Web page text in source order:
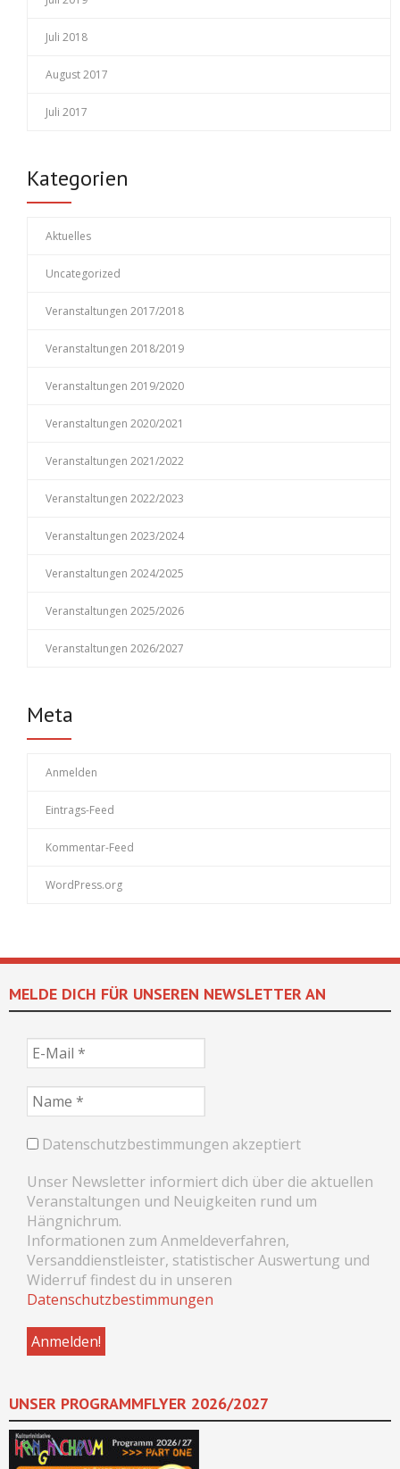
Juli 2018
August 2017
Juli 2017
Kategorien
Aktuelles
Uncategorized
Veranstaltungen 2017/2018
Veranstaltungen 2018/2019
Veranstaltungen 2019/2020
Veranstaltungen 2020/2021
Veranstaltungen 2021/2022
Veranstaltungen 2022/2023
Veranstaltungen 2023/2024
Veranstaltungen 2024/2025
Veranstaltungen 2025/2026
Veranstaltungen 2026/2027
Meta
Anmelden
Eintrags-Feed
Kommentar-Feed
WordPress.org
MELDE DICH FÜR UNSEREN NEWSLETTER AN
Datenschutzbestimmungen akzeptiert
Unser Newsletter informiert dich über die aktuellen
Veranstaltungen und Neuigkeiten rund um
Hängnichrum.
Informationen zum Anmeldeverfahren,
Versanddienstleister, statistischer Auswertung und
Widerruf findest du in unseren
Datenschutzbestimmungen
UNSER PROGRAMMFLYER 2026/2027